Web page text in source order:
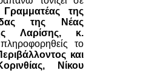
Γραμματέας της
της Νέας
Λαρίσης, κ.
πληροφορηθείς το
και
Νίκου